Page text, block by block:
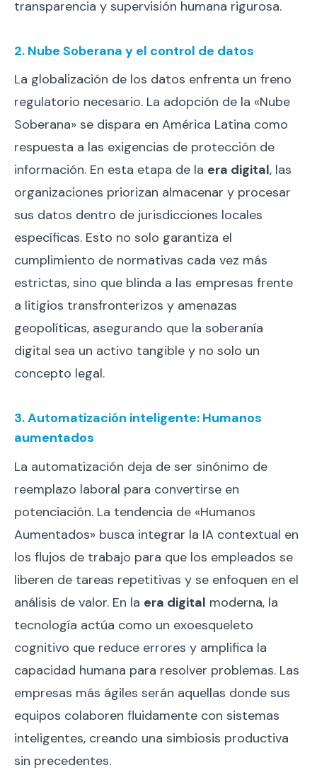
transparencia y supervisión humana rigurosa.
2. Nube Soberana y el control de datos
La globalización de los datos enfrenta un freno
regulatorio necesario. La adopción de la «Nube
Soberana» se dispara en América Latina como
respuesta a las exigencias de protección de
información. En esta etapa de la era digital, las
organizaciones priorizan almacenar y procesar
sus datos dentro de jurisdicciones locales
específicas. Esto no solo garantiza el
cumplimiento de normativas cada vez más
estrictas, sino que blinda a las empresas frente
a litigios transfronterizos y amenazas
geopolíticas, asegurando que la soberanía
digital sea un activo tangible y no solo un
concepto legal.
3. Automatización inteligente: Humanos
aumentados
La automatización deja de ser sinónimo de
reemplazo laboral para convertirse en
potenciación. La tendencia de «Humanos
Aumentados» busca integrar la IA contextual en
los flujos de trabajo para que los empleados se
liberen de tareas repetitivas y se enfoquen en el
análisis de valor. En la era digital moderna, la
tecnología actúa como un exoesqueleto
cognitivo que reduce errores y amplifica la
capacidad humana para resolver problemas. Las
empresas más ágiles serán aquellas donde sus
equipos colaboren fluidamente con sistemas
inteligentes, creando una simbiosis productiva
sin precedentes.